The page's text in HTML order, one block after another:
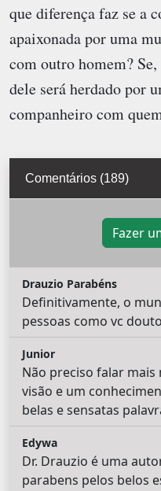
que diferença faz se a
apaixonada por uma
com outro homem?
dele será herdado por
companheiro com
Comentários (189)
Fazer
Drauzio Parabéns
Definitivamente, o
pessoas como vc
Junior
Não preciso falar mais
visão e um
belas e sensatas
Edywa
Dr. Drauzio é uma
parabens pelos belos